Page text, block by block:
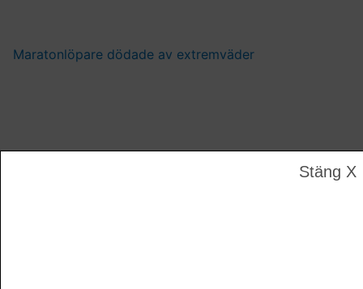
Maratonlöpare dödade av extremväder
Stäng X